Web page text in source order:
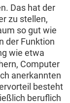
Das hat der
zu stellen,
so gut wie
der Funktion
wie etwa
Computer
anerkannten
besteht
beruflich